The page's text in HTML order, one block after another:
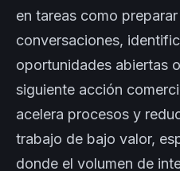
en tareas como
conversaciones,
oportunidades abiertas
siguiente acción
acelera procesos y
trabajo de bajo valor,
donde el volumen de